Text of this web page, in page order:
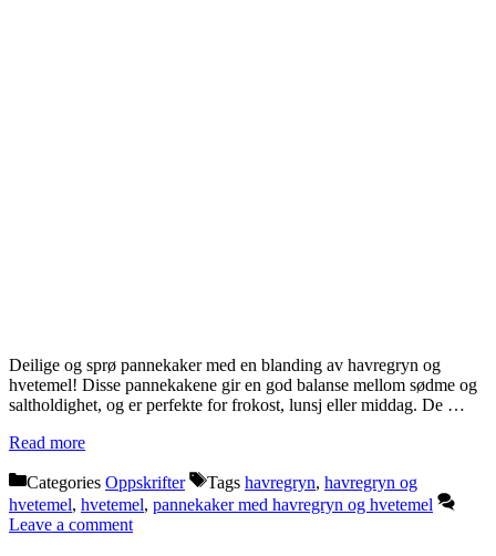
Deilige og sprø pannekaker med en blanding av havregryn og
hvetemel! Disse pannekakene gir en god balanse mellom sødme og
saltholdighet, og er perfekte for frokost, lunsj eller middag. De …
Read more
Categories Oppskrifter Tags havregryn, havregryn og
hvetemel, hvetemel, pannekaker med havregryn og hvetemel
Leave a comment